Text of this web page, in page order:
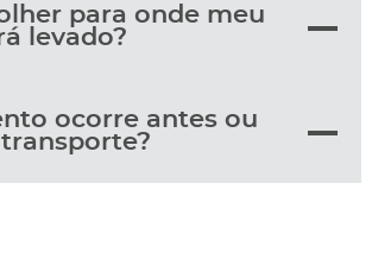
para onde meu
levado?
ocorre antes ou